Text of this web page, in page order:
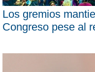
Los gremios
Congreso pese al